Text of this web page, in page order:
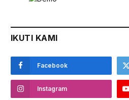
IKUTI KAMI
Facebook
Instagram